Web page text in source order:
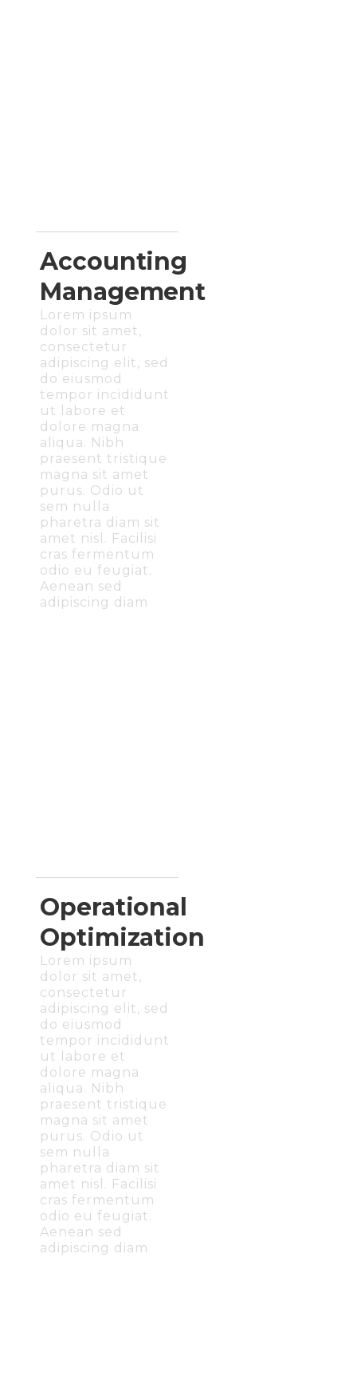
Accounting
Management
Lorem ipsum
dolor sit amet,
consectetur
adipiscing elit, sed
do eiusmod
tempor incididunt
ut labore et
dolore magna
aliqua. Nibh
praesent tristique
magna sit amet
purus. Odio ut
sem nulla
pharetra diam sit
amet nisl. Facilisi
cras fermentum
odio eu feugiat.
Aenean sed
adipiscing diam
Operational
Optimization
Lorem ipsum
dolor sit amet,
consectetur
adipiscing elit, sed
do eiusmod
tempor incididunt
ut labore et
dolore magna
aliqua. Nibh
praesent tristique
magna sit amet
purus. Odio ut
sem nulla
pharetra diam sit
amet nisl. Facilisi
cras fermentum
odio eu feugiat.
Aenean sed
adipiscing diam